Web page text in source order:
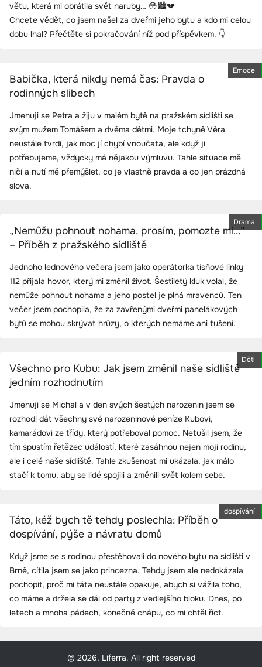
větu, která mi obrátila svět naruby… 😳🏙️💔
Chcete vědět, co jsem našel za dveřmi jeho bytu a kdo mi celou
dobu lhal? Přečtěte si pokračování níž pod příspěvkem. 👇
Emoce
Babička, která nikdy nemá čas: Pravda o
rodinných slibech
Jmenuji se Petra a žiju v malém bytě na pražském sídlišti se
svým mužem Tomášem a dvěma dětmi. Moje tchyně Věra
neustále tvrdí, jak moc jí chybí vnoučata, ale když ji
potřebujeme, vždycky má nějakou výmluvu. Tahle situace mě
ničí a nutí mě přemýšlet, co je vlastně pravda a co jen prázdná
slova.
Drama
„Nemůžu pohnout nohama, prosím, pomozte mi…“
– Příběh z pražského sídliště
Jednoho lednového večera jsem jako operátorka tísňové linky
112 přijala hovor, který mi změnil život. Šestiletý kluk volal, že
nemůže pohnout nohama a jeho postel je plná mravenců. Ten
večer jsem pochopila, že za zavřenými dveřmi panelákových
bytů se mohou skrývat hrůzy, o kterých nemáme ani tušení.
Děti
Všechno pro Kubu: Jak jsem změnil naše sídliště
jedním rozhodnutím
Jmenuji se Michal a v den svých šestých narozenin jsem se
rozhodl dát všechny své narozeninové peníze Kubovi,
kamarádovi ze třídy, který potřeboval pomoc. Netušil jsem, že
tím spustím řetězec událostí, které zasáhnou nejen moji rodinu,
ale i celé naše sídliště. Tahle zkušenost mi ukázala, jak málo
stačí k tomu, aby se lidé spojili a změnili svět kolem sebe.
dospívání
Táto, kéž bych tě tehdy poslechla: Příběh o
dospívání, pýše a návratu domů
Když jsme se s rodinou přestěhovali do nového bytu na sídlišti v
Brně, cítila jsem se jako princezna. Tehdy jsem ale nedokázala
pochopit, proč mi táta neustále opakuje, abych si vážila toho,
co máme a držela se dál od party z vedlejšího bloku. Dnes, po
letech a mnoha pádech, konečně chápu, co mi chtěl říct.
© 2026, Liferra. All right reserved